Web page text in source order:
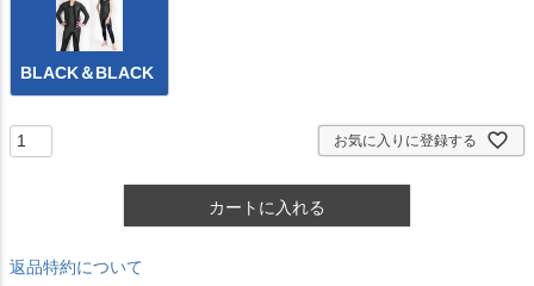
BLACK＆BLACK
お気に入りに登録する
カートに入れる
返品特約について